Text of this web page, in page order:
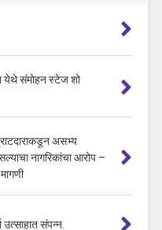
येथे संमोहन स्टेज शो
असभ्य
नागरिकांचा आरोप –
उत्साहात संपन्न.